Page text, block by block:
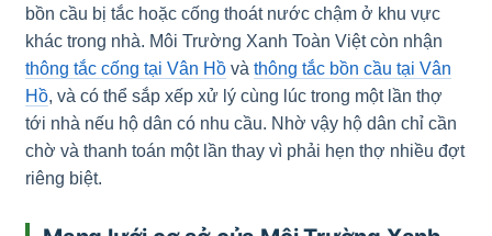
bồn cầu bị tắc hoặc cống thoát nước chậm ở khu vực
khác trong nhà. Môi Trường Xanh Toàn Việt còn nhận
thông tắc cống tại Vân Hồ và thông tắc bồn cầu tại Vân
Hồ, và có thể sắp xếp xử lý cùng lúc trong một lần thợ
tới nhà nếu hộ dân có nhu cầu. Nhờ vậy hộ dân chỉ cần
chờ và thanh toán một lần thay vì phải hẹn thợ nhiều đợt
riêng biệt.